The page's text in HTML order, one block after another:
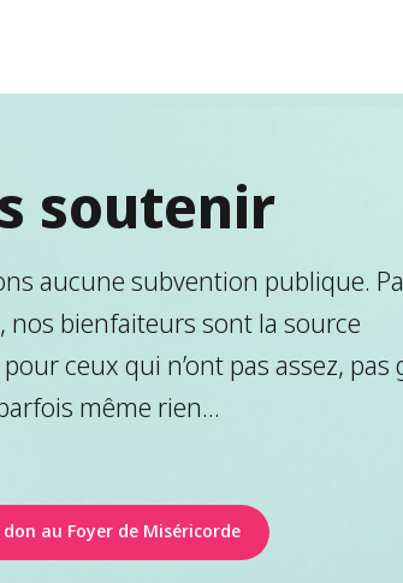
soutenir
aucune subvention publique.
nos bienfaiteurs sont la source
ceux qui n’ont pas assez, pas
même rien...
au Foyer de Miséricorde